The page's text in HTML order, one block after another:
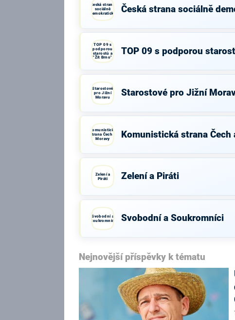
Česká strana
sociálně
demokratická
Česká strana sociálně
TOP 09 s
podporou
starostů a
"Žít Brno"
TOP 09 s podporou
Starostové
pro Jižní
Moravu
Starostové pro Jižní
Komunistická
strana Čech a
Moravy
Komunistická strana Čech
Zelení a
Piráti
Zelení a Piráti
Svobodní a
Soukromníci
Svobodní a Soukromníci
Nejnovější příspěvky k tématu